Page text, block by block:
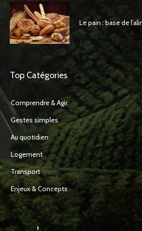
Le pain : base de
Top Catégories
Comprendre & Agir
Gestes simples
Au quotidien
Logement
Transport
Enjeux & Concepts